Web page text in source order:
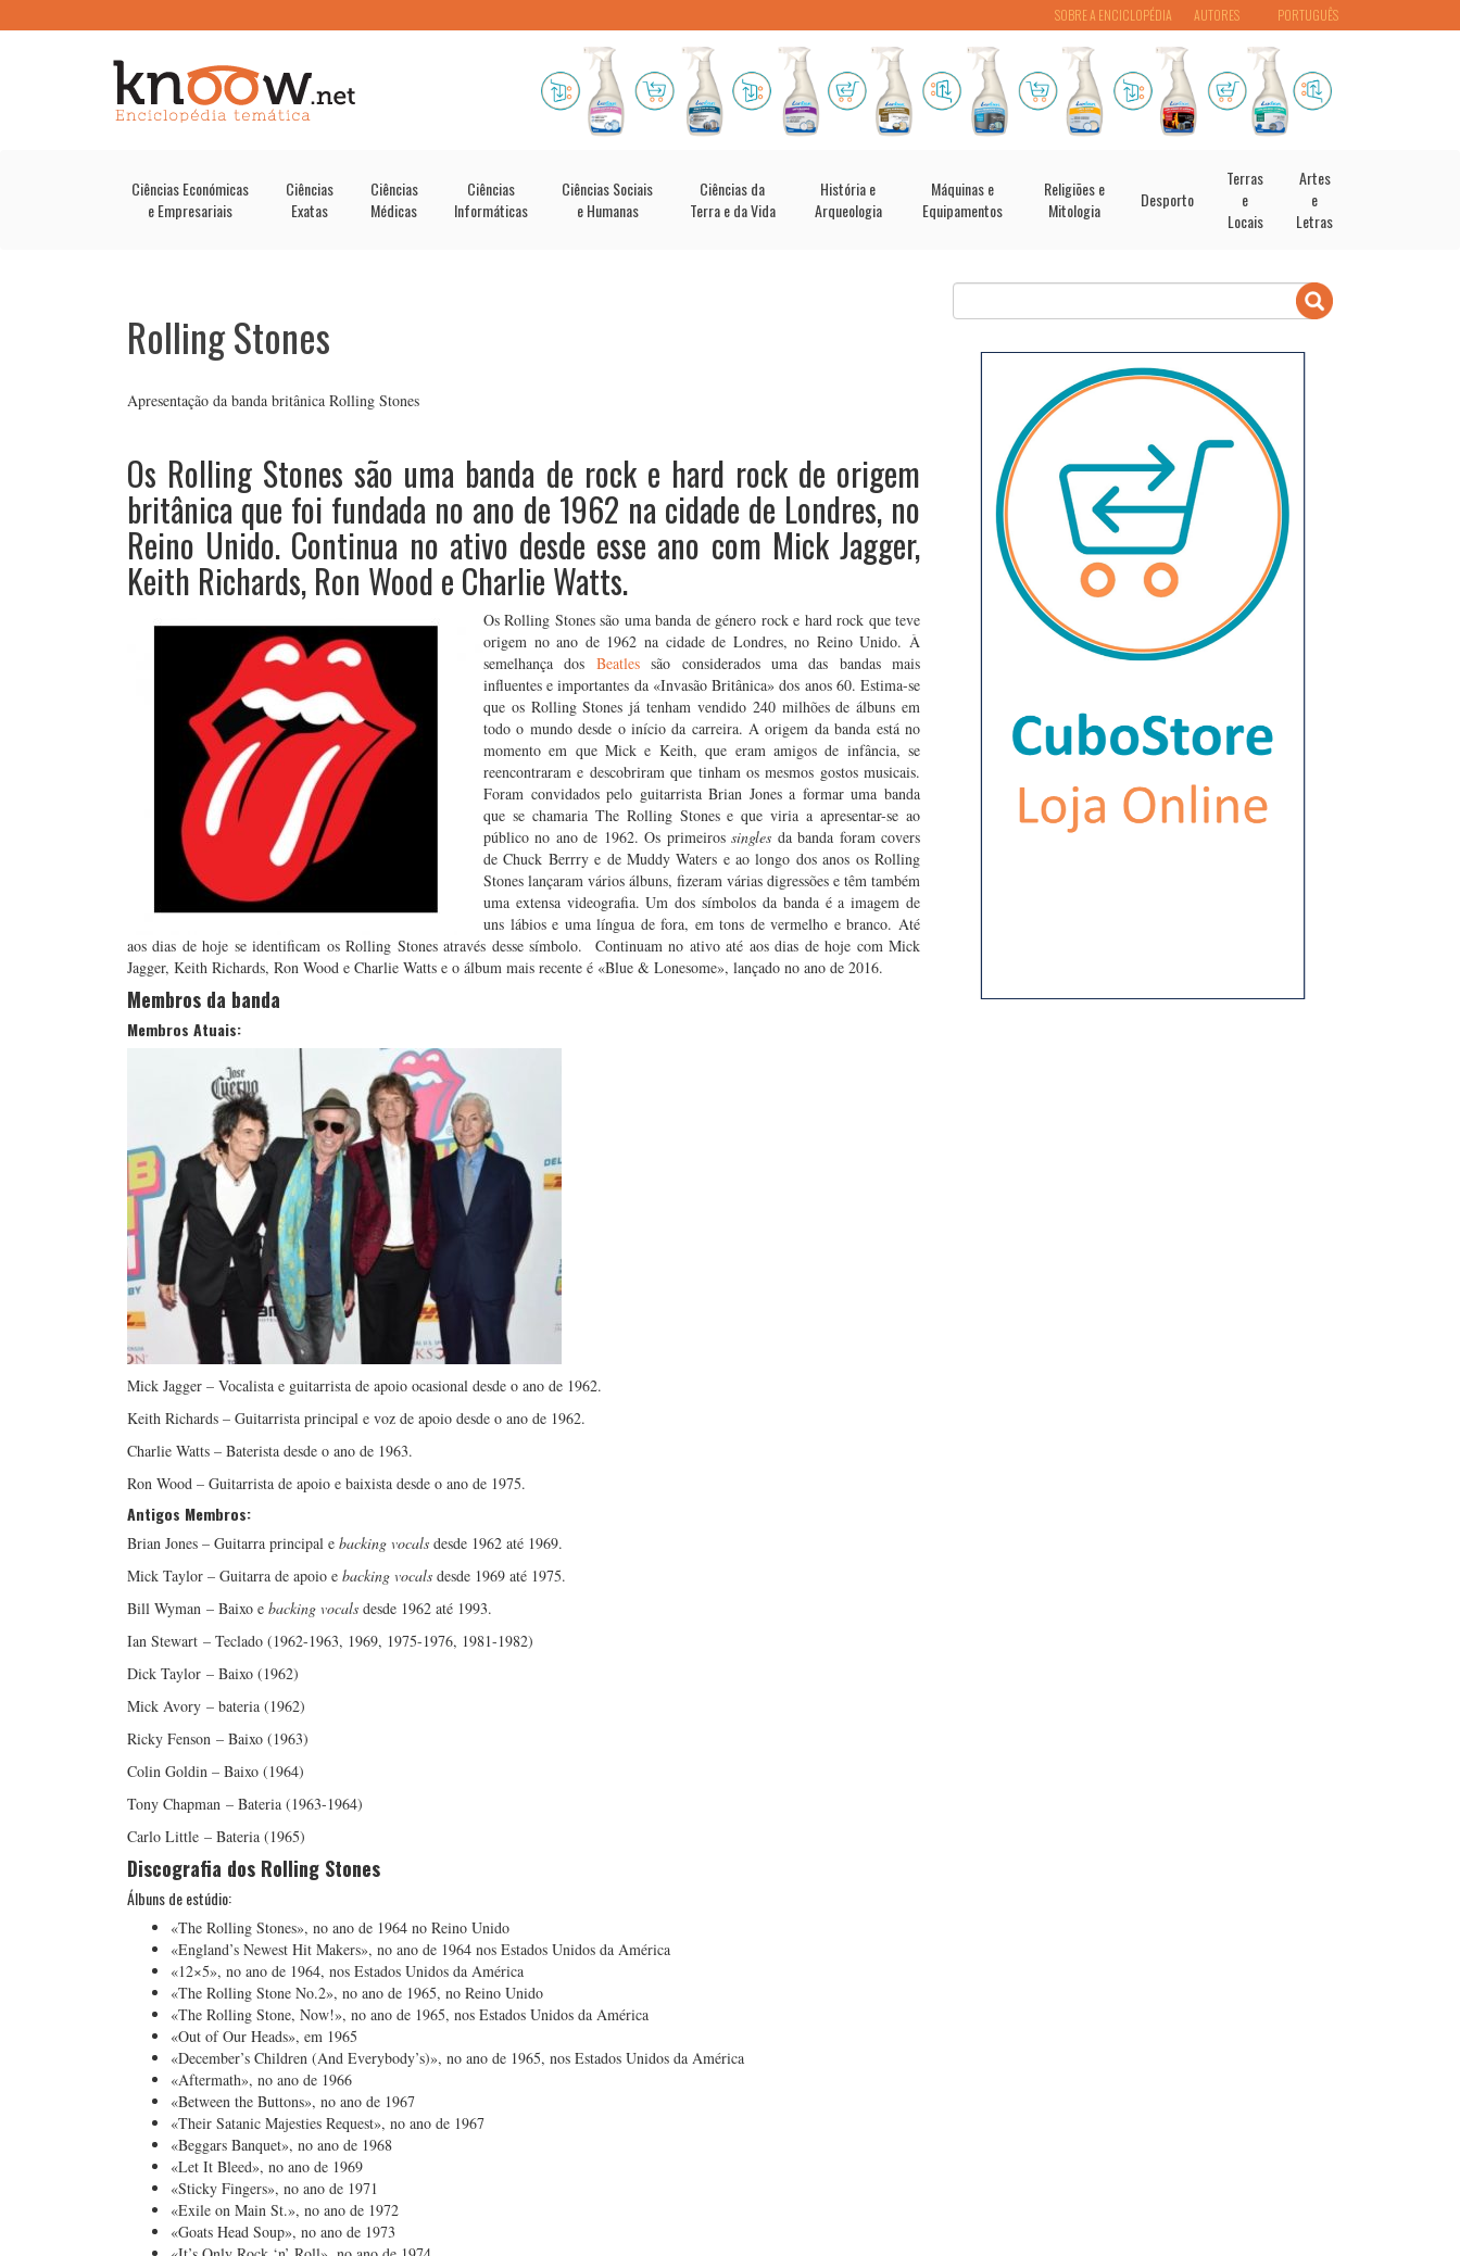
PORTUGUÊS
SOBRE A ENCICLOPÉDIA AUTORES
Ciências Económicas
e Empresariais
Ciências
Exatas
Ciências
Médicas
Ciências
Informáticas
Ciências Sociais
e Humanas
Ciências da
Terra e da Vida
História e
Arqueologia
Máquinas e
Equipamentos
Religiões e
Mitologia
Desporto
Terras
e
Locais
Artes
e
Letras
Rolling Stones
Apresentação da banda britânica Rolling Stones
Os Rolling Stones são uma banda de rock e hard rock de origem
britânica que foi fundada no ano de 1962 na cidade de Londres, no
Reino Unido. Continua no ativo desde esse ano com Mick Jagger,
Keith Richards, Ron Wood e Charlie Watts.
Os Rolling Stones são uma banda de género rock e hard rock que teve
origem no ano de 1962 na cidade de Londres, no Reino Unido. À
semelhança dos Beatlessão considerados uma das bandas mais
influentes e importantes da «Invasão Britânica» dos anos 60. Estima-se
que os Rolling Stones já tenham vendido 240 milhões de álbuns em
todo o mundo desde o início da carreira. A origem da banda está no
momento em que Mick e Keith, que eram amigos de infância, se
reencontraram e descobriram que tinham os mesmos gostos musicais.
Foram convidados pelo guitarrista Brian Jones a formar uma banda
que se chamaria The Rolling Stones e que viria a apresentar-se ao
público no ano de 1962. Os primeirossingles da banda foram covers
de Chuck Berrry e de Muddy Waters e ao longo dos anos os Rolling
Stones lançaram vários álbuns, fizeram várias digressões e têm também
uma extensa videografia. Um dos símbolos da banda é a imagem de
uns lábios e uma língua de fora, em tons de vermelho e branco. Até
aos dias de hoje se identificam os Rolling Stones através desse símbolo. Continuam no ativo até aos dias de hoje com Mick
Jagger, Keith Richards, Ron Wood e Charlie Watts e o álbum mais recente é «Blue & Lonesome», lançado no ano de 2016.
Membros da banda
Membros Atuais:
Mick Jagger – Vocalista e guitarrista de apoio ocasional desde o ano de 1962.
Keith Richards – Guitarrista principal e voz de apoio desde o ano de 1962.
Charlie Watts – Baterista desde o ano de 1963.
Ron Wood – Guitarrista de apoio e baixista desde o ano de 1975.
Antigos Membros:
Brian Jones – Guitarra principal e backing vocals desde 1962 até 1969.
Mick Taylor – Guitarra de apoio e backing vocals desde 1969 até 1975.
Bill Wyman – Baixo e backing vocals desde 1962 até 1993.
Ian Stewart – Teclado (1962-1963, 1969, 1975-1976, 1981-1982)
Dick Taylor – Baixo (1962)
Mick Avory – bateria (1962)
Ricky Fenson – Baixo (1963)
Colin Goldin – Baixo (1964)
Tony Chapman – Bateria (1963-1964)
Carlo Little – Bateria (1965)
Discografia dos Rolling Stones
Álbuns de estúdio:
«The Rolling Stones», no ano de 1964 no Reino Unido
«England’s Newest Hit Makers», no ano de 1964 nos Estados Unidos da América
«12×5», no ano de 1964, nos Estados Unidos da América
«The Rolling Stone No.2», no ano de 1965, no Reino Unido
«The Rolling Stone, Now!», no ano de 1965, nos Estados Unidos da América
«Out of Our Heads», em 1965
«December’s Children (And Everybody’s)», no ano de 1965, nos Estados Unidos da América
«Aftermath», no ano de 1966
«Between the Buttons», no ano de 1967
«Their Satanic Majesties Request», no ano de 1967
«Beggars Banquet», no ano de 1968
«Let It Bleed», no ano de 1969
«Sticky Fingers», no ano de 1971
«Exile on Main St.», no ano de 1972
«Goats Head Soup», no ano de 1973